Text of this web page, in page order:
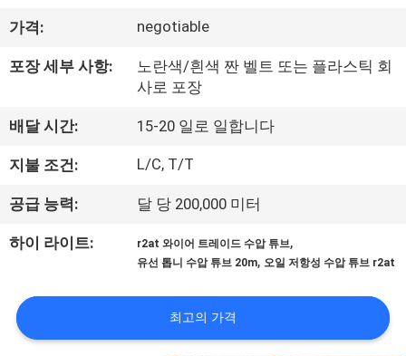
공
견
학
질
가격: negotiable
포장 세부 사항:
노란색/흰색 짠 벨트 또는 플라스틱 회
사로 포장
배달 시간: 15-20 일로 일합니다
지불 조건: L/C, T/T
공급 능력: 달 당 200,000 미터
하이 라이트: r2at 와이어 트레이드 수압 튜브,
유선 톱니 수압 튜브 20m, 오일 저항성 수압 튜브 r2at
최고의 가격